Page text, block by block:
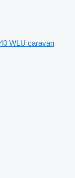
WLU caravan